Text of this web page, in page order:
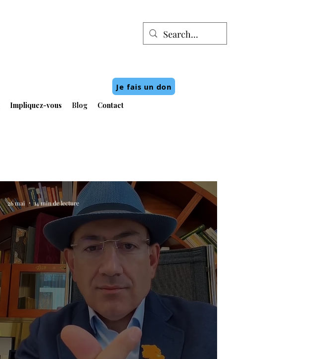
Impliquez-vous Blog Contact
Je fais un don
26 mai 14 min de lecture